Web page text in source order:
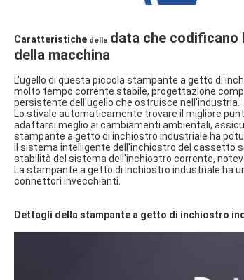
Caratteristiche della data che
della macchina
L'ugello di questa piccola stampante a getto di
molto tempo corrente stabile, progettazione
persistente dell'ugello che ostruisce nell'industria.
Lo stivale automaticamente trovare il migliore
adattarsi meglio ai cambiamenti ambientali,
stampante a getto di inchiostro industriale ha
Il sistema intelligente dell'inchiostro del cassetto
stabilità del sistema dell'inchiostro corrente,
La stampante a getto di inchiostro industriale ha
connettori invecchianti.
Dettagli della stampante a getto di inchiostro